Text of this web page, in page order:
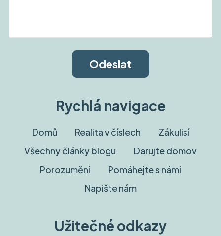
Rychlá navigace
Domů Realita v číslech
Zákulisí
Všechny články blogu
Darujte domov
Porozumění
Pomáhejte s námi
Napište nám
Užitečné odkazy